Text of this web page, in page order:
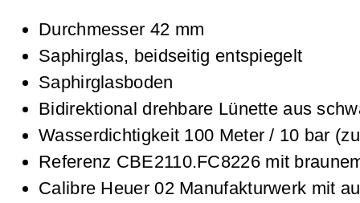
Durchmesser 42 mm
Saphirglas, beidseitig entspiegelt
Saphirglasboden
Bidirektional drehbare Lünette aus
Wasserdichtigkeit 100 Meter / 10 bar
Referenz CBE2110.FC8226 mit
Calibre Heuer 02 Manufakturwerk mit